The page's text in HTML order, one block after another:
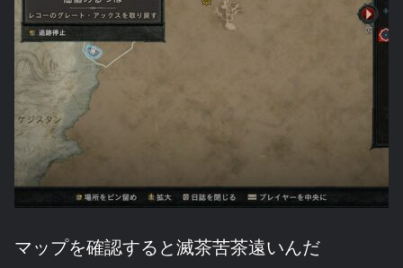
マップを確認すると滅茶苦茶遠いんだ